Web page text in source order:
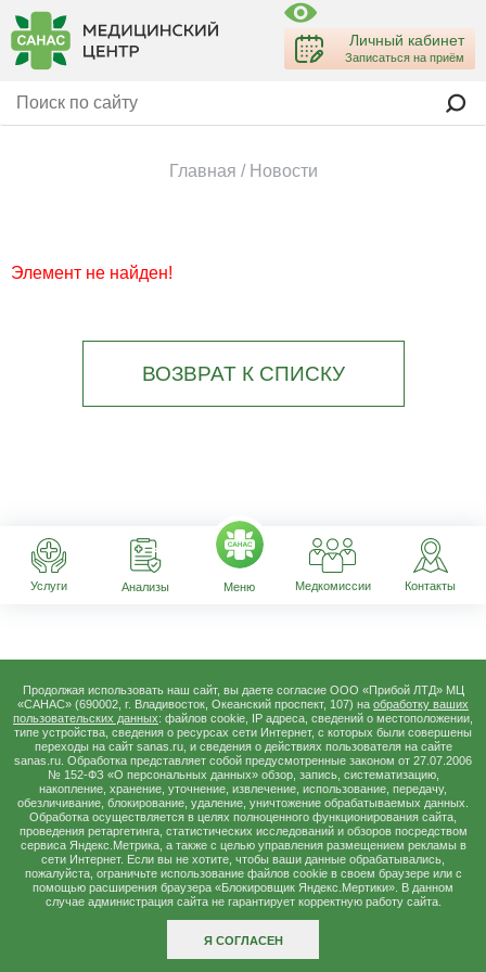
Личный кабинет
Записаться на приём
Главная / Новости
Элемент не найден!
ВОЗВРАТ К СПИСКУ
Услуги Анализы Меню Медкомиссии Контакты
Продолжая использовать наш сайт, вы даете согласие ООО «Прибой ЛТД» МЦ
«САНАС» (690002, г. Владивосток, Океанский проспект, 107) на обработку ваших
пользовательских данных: файлов cookie, IP адреса, сведений о местоположении,
типе устройства, сведения о ресурсах сети Интернет, с которых были совершены
переходы на сайт sanas.ru, и сведения о действиях пользователя на сайте
sanas.ru. Обработка представляет собой предусмотренные законом от 27.07.2006
№ 152-ФЗ «О персональных данных» обзор, запись, систематизацию,
накопление, хранение, уточнение, извлечение, использование, передачу,
обезличивание, блокирование, удаление, уничтожение обрабатываемых данных.
Обработка осуществляется в целях полноценного функционирования сайта,
проведения ретаргетинга, статистических исследований и обзоров посредством
сервиса Яндекс.Метрика, а также с целью управления размещением рекламы в
сети Интернет. Если вы не хотите, чтобы ваши данные обрабатывались,
пожалуйста, ограничьте использование файлов сookie в своем браузере или с
помощью расширения браузера «Блокировщик Яндекс.Мертики». В данном
случае администрация сайта не гарантирует корректную работу сайта.
Я СОГЛАСЕН